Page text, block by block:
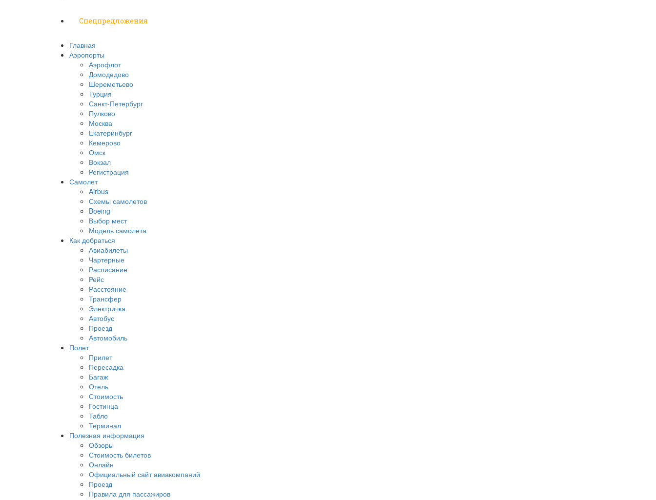
Спецпредложения
Главная
Аэропорты
Аэрофлот
Домодедово
Шереметьево
Турция
Санкт-Петербург
Пулково
Москва
Екатеринбург
Кемерово
Омск
Вокзал
Регистрация
Самолет
Airbus
Схемы самолетов
Boeing
Выбор мест
Модель самолета
Как добраться
Авиабилеты
Чартерные
Расписание
Рейс
Расстояние
Трансфер
Электричка
Автобус
Проезд
Автомобиль
Полет
Прилет
Пересадка
Багаж
Отель
Стоимость
Гостинца
Табло
Терминал
Полезная информация
Обзоры
Стоимость билетов
Онлайн
Официальный сайт авиакомпаний
Проезд
Правила для пассажиров